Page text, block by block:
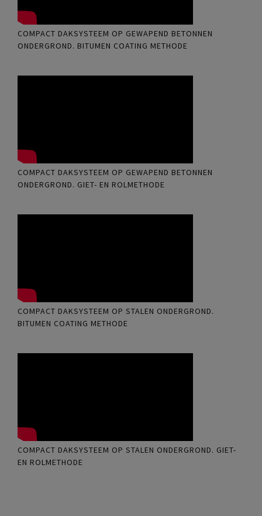
COMPACT DAKSYSTEEM OP GEWAPEND BETONNEN
ONDERGROND. BITUMEN COATING METHODE
COMPACT DAKSYSTEEM OP GEWAPEND BETONNEN
ONDERGROND. GIET- EN ROLMETHODE
COMPACT DAKSYSTEEM OP STALEN ONDERGROND.
BITUMEN COATING METHODE
COMPACT DAKSYSTEEM OP STALEN ONDERGROND. GIET-
EN ROLMETHODE